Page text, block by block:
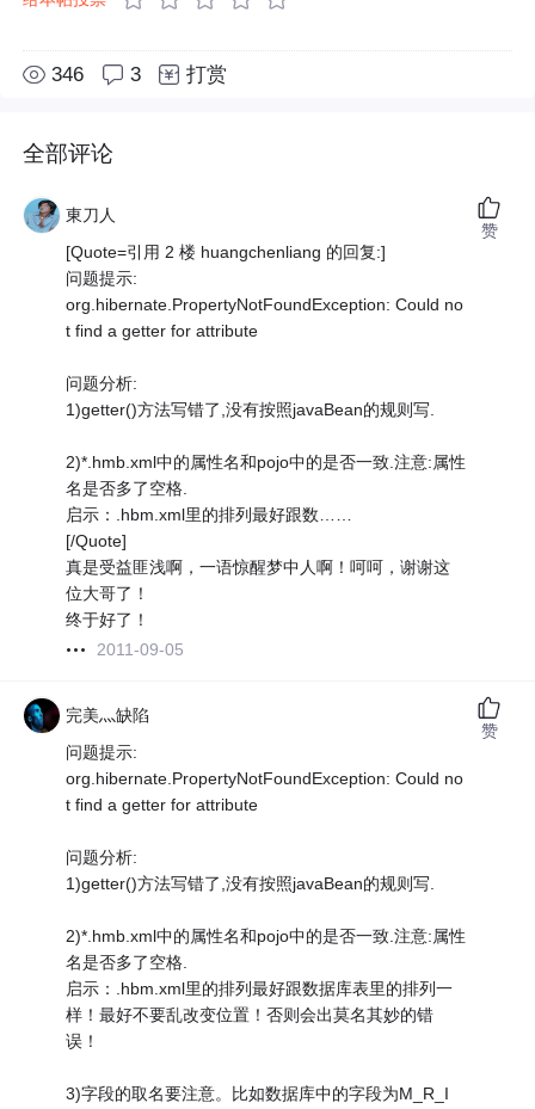
346 3 打赏
全部评论
東刀人
[Quote=引用 2 楼 huangchenliang 的回复:]
问题提示:
org.hibernate.PropertyNotFoundException: Could no
t find a getter for attribute
问题分析:
1)getter()方法写错了,没有按照javaBean的规则写.
2)*.hmb.xml中的属性名和pojo中的是否一致.注意:属性
名是否多了空格.
启示：.hbm.xml里的排列最好跟数……
[/Quote]
真是受益匪浅啊，一语惊醒梦中人啊！呵呵，谢谢这
位大哥了！
终于好了！
2011-09-05
赞
完美灬缺陷
问题提示:
org.hibernate.PropertyNotFoundException: Could no
t find a getter for attribute
问题分析:
1)getter()方法写错了,没有按照javaBean的规则写.
2)*.hmb.xml中的属性名和pojo中的是否一致.注意:属性
名是否多了空格.
启示：.hbm.xml里的排列最好跟数据库表里的排列一
样！最好不要乱改变位置！否则会出莫名其妙的错
误！
3)字段的取名要注意。比如数据库中的字段为M_R_I
赞